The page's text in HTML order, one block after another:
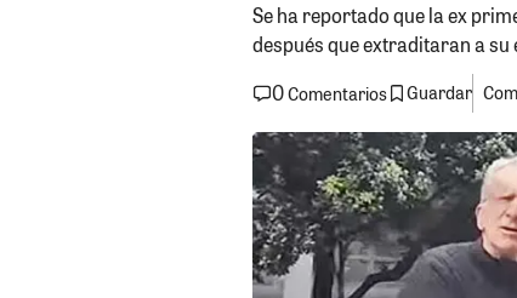
Se ha reportado que la ex
después que extraditaran a su
0Comentarios Guardar